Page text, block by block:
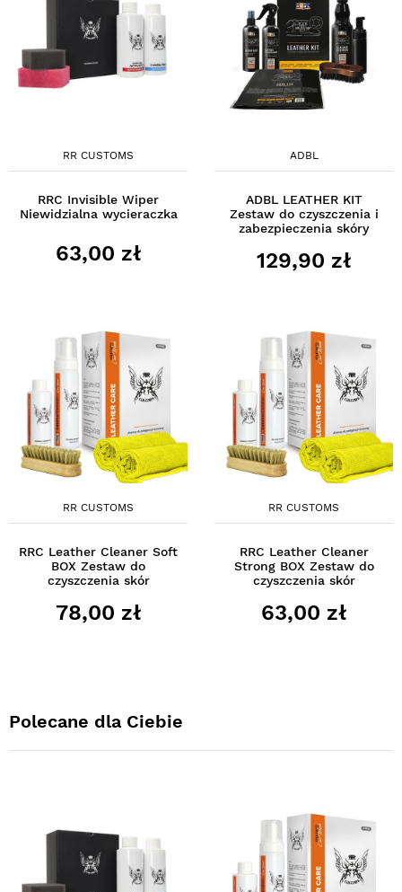
RR CUSTOMS
RRC Invisible Wiper
Niewidzialna wycieraczka
63,00 zł
ADBL
ADBL LEATHER KIT
Zestaw do czyszczenia i
zabezpieczenia skóry
129,90 zł
RR CUSTOMS
RRC Leather Cleaner Soft
BOX Zestaw do
czyszczenia skór
78,00 zł
RR CUSTOMS
RRC Leather Cleaner
Strong BOX Zestaw do
czyszczenia skór
63,00 zł
Polecane dla Ciebie